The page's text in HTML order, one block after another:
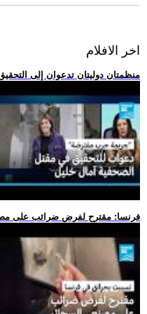
اخر الافلام
.. منظمتان دوليتان تدعوان إلى
.. فرنسا: مقترح لفرض ضرائب على